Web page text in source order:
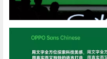
此次开放的OPPO Sans，
授权全社会免费使用的字
族Light / Regular /